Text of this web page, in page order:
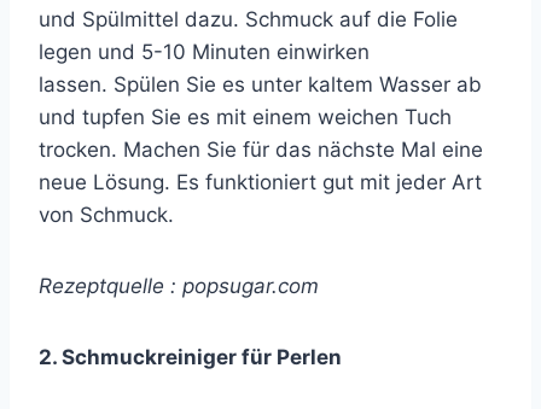
und Spülmittel dazu. Schmuck auf die Folie
legen und 5-10 Minuten einwirken
lassen. Spülen Sie es unter kaltem Wasser ab
und tupfen Sie es mit einem weichen Tuch
trocken. Machen Sie für das nächste Mal eine
neue Lösung. Es funktioniert gut mit jeder Art
von Schmuck.
Rezeptquelle : popsugar.com
2. Schmuckreiniger für Perlen